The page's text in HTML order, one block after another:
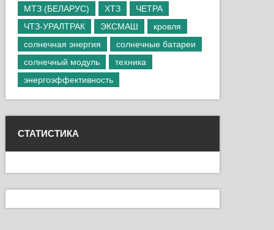
МТЗ (БЕЛАРУС)
ХТЗ
ЧЕТРА
ЧТЗ-УРАЛТРАК
ЭКСМАШ
кровля
солнечная энергия
солнечные батареи
солнечный модуль
техника
энергоэффективность
СТАТИСТИКА